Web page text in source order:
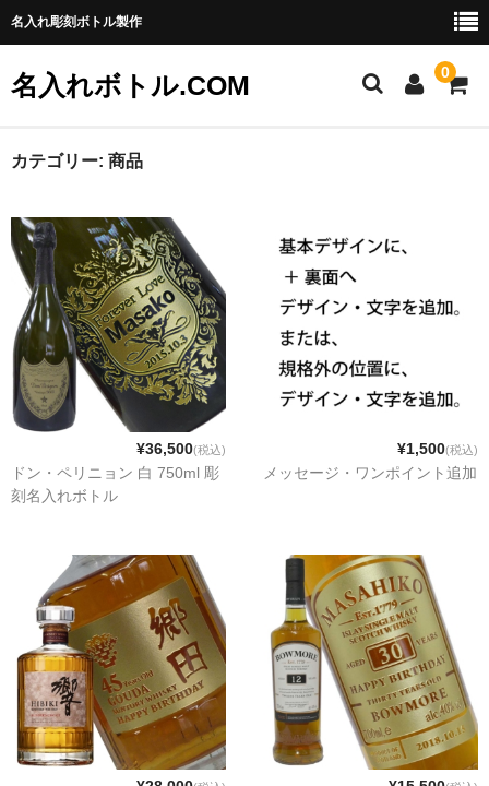
名入れ彫刻ボトル製作
名入れボトル.COM 0
ご利用ガイド
お問い合わせ
カテゴリー: 商品
¥36,500(税込)
ドン・ペリニョン 白 750ml 彫
刻名入れボトル
¥1,500(税込)
メッセージ・ワンポイント追加